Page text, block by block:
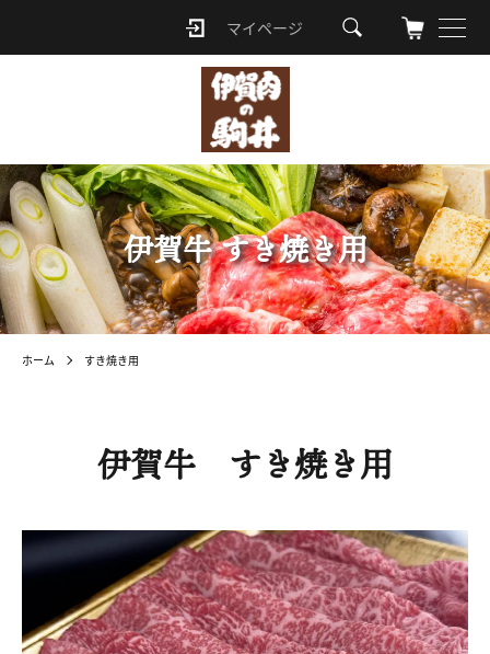
マイページ
伊賀牛 すき焼き用
ホーム すき焼き用
伊賀牛 すき焼き用